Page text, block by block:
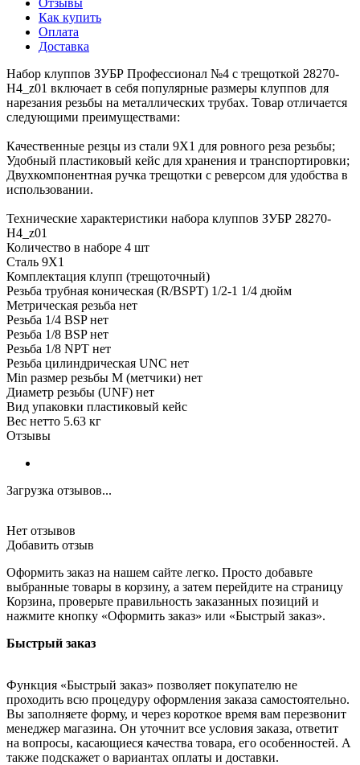
Как купить
Оплата
Доставка
Набор клуппов ЗУБР Профессионал №4 с трещоткой 28270-
H4_z01 включает в себя популярные размеры клуппов для
нарезания резьбы на металлических трубах. Товар отличается
следующими преимуществами:
Качественные резцы из стали 9Х1 для ровного реза резьбы;
Удобный пластиковый кейс для хранения и транспортировки;
Двухкомпонентная ручка трещотки с реверсом для удобства в
использовании.
Технические характеристики набора клуппов ЗУБР 28270-
H4_z01
Количество в наборе 4 шт
Сталь 9Х1
Комплектация клупп (трещоточный)
Резьба трубная коническая (R/BSPT) 1/2-1 1/4 дюйм
Метрическая резьба нет
Резьба 1/4 BSP нет
Резьба 1/8 BSP нет
Резьба 1/8 NPT нет
Резьба цилиндрическая UNC нет
Min размер резьбы М (метчики) нет
Диаметр резьбы (UNF) нет
Вид упаковки пластиковый кейс
Вес нетто 5.63 кг
Отзывы
Загрузка отзывов...
Нет отзывов
Добавить отзыв
Оформить заказ на нашем сайте легко. Просто добавьте
выбранные товары в корзину, а затем перейдите на страницу
Корзина, проверьте правильность заказанных позиций и
нажмите кнопку «Оформить заказ» или «Быстрый заказ».
Быстрый заказ
Функция «Быстрый заказ» позволяет покупателю не
проходить всю процедуру оформления заказа самостоятельно.
Вы заполняете форму, и через короткое время вам перезвонит
менеджер магазина. Он уточнит все условия заказа, ответит
на вопросы, касающиеся качества товара, его особенностей. А
также подскажет о вариантах оплаты и доставки.